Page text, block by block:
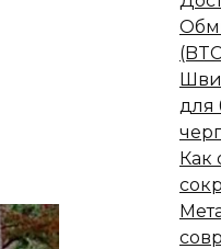
для
черг
Как